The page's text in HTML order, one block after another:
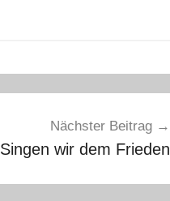
Nächster Beitrag
Singen wir dem Frieden